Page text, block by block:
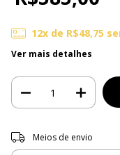
12x de R$48,75
Ver mais detalhes
Entregas para o CEP:
Meios de envio